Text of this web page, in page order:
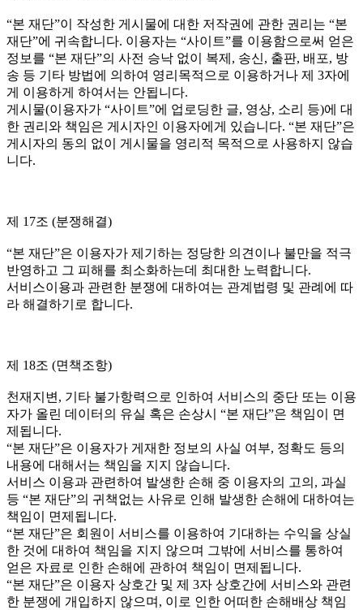
“본 재단”이 작성한 게시물에 대한 저작권에 관한 권리는 “본
재단”에 귀속합니다. 이용자는 “사이트”를 이용함으로써 얻은
정보를 “본 재단”의 사전 승낙 없이 복제, 송신, 출판, 배포, 방
송 등 기타 방법에 의하여 영리목적으로 이용하거나 제 3자에
게 이용하게 하여서는 안됩니다.
게시물(이용자가 “사이트”에 업로딩한 글, 영상, 소리 등)에 대
한 권리와 책임은 게시자인 이용자에게 있습니다. “본 재단”은
게시자의 동의 없이 게시물을 영리적 목적으로 사용하지 않습
니다.
제 17조 (분쟁해결)
“본 재단”은 이용자가 제기하는 정당한 의견이나 불만을 적극
반영하고 그 피해를 최소화하는데 최대한 노력합니다.
서비스이용과 관련한 분쟁에 대하여는 관계법령 및 관례에 따
라 해결하기로 합니다.
제 18조 (면책조항)
천재지변, 기타 불가항력으로 인하여 서비스의 중단 또는 이용
자가 올린 데이터의 유실 혹은 손상시 “본 재단”은 책임이 면
제됩니다.
“본 재단”은 이용자가 게재한 정보의 사실 여부, 정확도 등의
내용에 대해서는 책임을 지지 않습니다.
서비스 이용과 관련하여 발생한 손해 중 이용자의 고의, 과실
등 “본 재단”의 귀책없는 사유로 인해 발생한 손해에 대하여는
책임이 면제됩니다.
“본 재단”은 회원이 서비스를 이용하여 기대하는 수익을 상실
한 것에 대하여 책임을 지지 않으며 그밖에 서비스를 통하여
얻은 자료로 인한 손해에 관하여 책임이 면제됩니다.
“본 재단”은 이용자 상호간 및 제 3자 상호간에 서비스와 관련
한 분쟁에 개입하지 않으며, 이로 인한 어떠한 손해배상 책임